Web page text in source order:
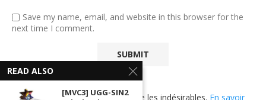
Save my name, email, and website in this browser for the
next time I comment.
Ce site utilise Akismet pour réduire les indésirables. En savoir
READ ALSO
[MVC3] UGG-SIN2